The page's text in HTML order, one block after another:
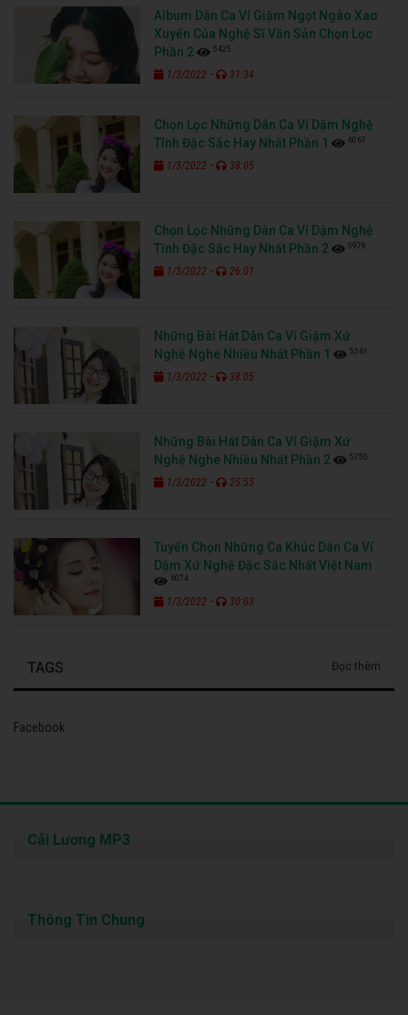
Album Dân Ca Ví Giặm Ngọt Ngào Xao
Xuyến Của Nghệ Sĩ Văn Sản Chọn Lọc
Phần 2
5425
1/3/2022 - 31:34
Chọn Lọc Những Dân Ca Ví Dặm Nghệ
Tĩnh Đặc Sắc Hay Nhất Phần 1
6067
1/3/2022 - 38:05
Chọn Lọc Những Dân Ca Ví Dặm Nghệ
Tĩnh Đặc Sắc Hay Nhất Phần 2
5978
1/3/2022 - 26:01
Những Bài Hát Dân Ca Ví Giặm Xứ
Nghệ Nghe Nhiều Nhất Phần 1
5561
1/3/2022 - 38:05
Những Bài Hát Dân Ca Ví Giặm Xứ
Nghệ Nghe Nhiều Nhất Phần 2
5750
1/3/2022 - 25:55
Tuyển Chọn Những Ca Khúc Dân Ca Ví
Dặm Xứ Nghệ Đặc Sắc Nhất Việt Nam
6074
1/3/2022 - 30:03
TAGS Đọc thêm
Facebook
Cải Lương MP3
Thông Tin Chung